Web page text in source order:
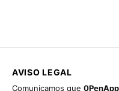
AVISO LEGAL
Comunicamos que 0PenApp